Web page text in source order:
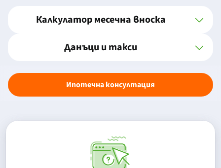
Калкулатор месечна вноска
Данъци и такси
Ипотечна консултация